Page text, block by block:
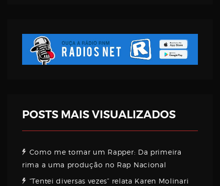
Password
POSTS MAIS VISUALIZADOS
Como me tornar um Rapper: Da primeira
rima a uma produção no Rap Nacional
“Tentei diversas vezes” relata Karen Molinari